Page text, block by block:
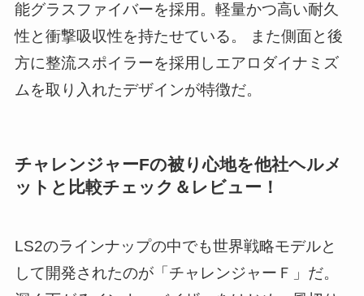
能グラスファイバーを採用。軽量かつ高い耐久
性と衝撃吸収性を持たせている。 また側面と後
方に整流スポイラーを採用しエアロダイナミズ
ムを取り入れたデザインが特徴だ。
チャレンジャーFの被り心地を他社ヘルメ
ットと比較チェック＆レビュー！
LS2のラインナップの中でも世界戦略モデルと
して開発されたのが「チャレンジャーＦ」だ。